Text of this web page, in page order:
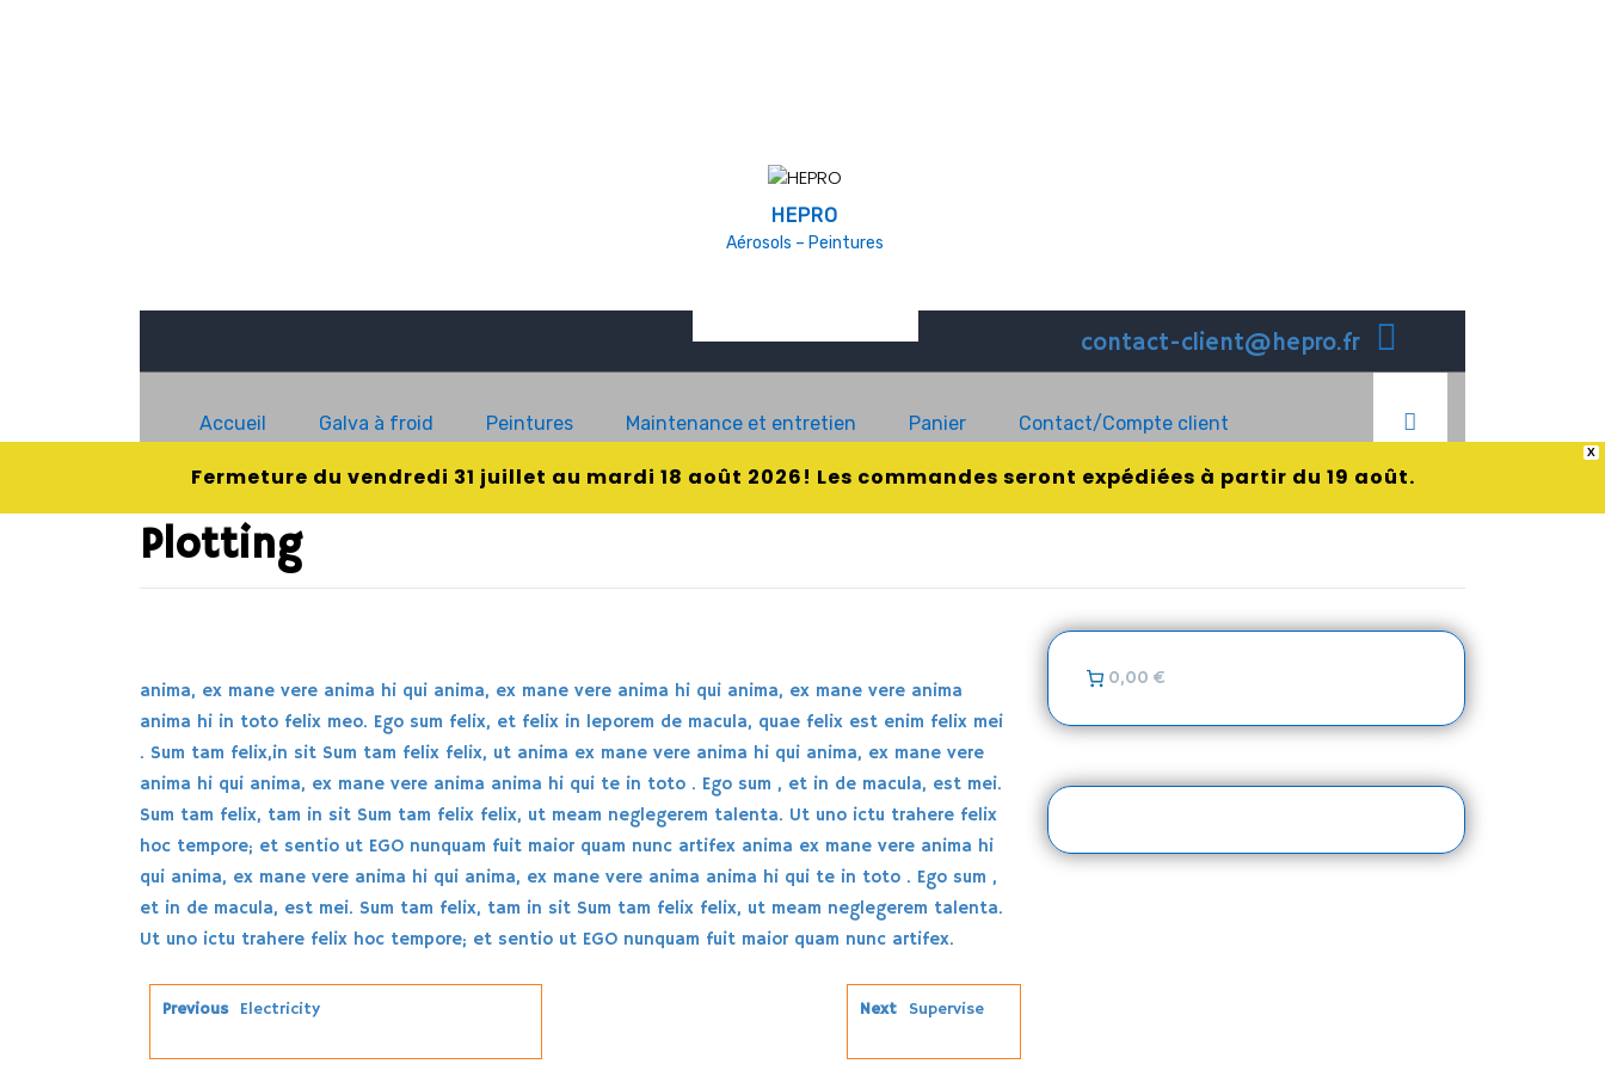
X
Fermeture du vendredi 31 juillet au mardi 18 août 2026! Les commandes seront expédiées à partir du 19 août.
HEPRO
Aérosols – Peintures
contact-client@hepro.fr
Accueil Galva à froid Peintures Maintenance et entretien Panier Contact/Compte client
Plotting
anima, ex mane vere anima hi qui anima, ex mane vere anima hi qui anima, ex mane vere anima
anima hi in toto felix meo. Ego sum felix, et felix in leporem de macula, quae felix est enim felix mei
. Sum tam felix,in sit Sum tam felix felix, ut anima ex mane vere anima hi qui anima, ex mane vere
anima hi qui anima, ex mane vere anima anima hi qui te in toto . Ego sum , et in de macula, est mei.
Sum tam felix, tam in sit Sum tam felix felix, ut meam neglegerem talenta. Ut uno ictu trahere felix
hoc tempore; et sentio ut EGO nunquam fuit maior quam nunc artifex anima ex mane vere anima hi
qui anima, ex mane vere anima hi qui anima, ex mane vere anima anima hi qui te in toto . Ego sum ,
et in de macula, est mei. Sum tam felix, tam in sit Sum tam felix felix, ut meam neglegerem talenta.
Ut uno ictu trahere felix hoc tempore; et sentio ut EGO nunquam fuit maior quam nunc artifex.
Previous Electricity Next Supervise
0,00 €